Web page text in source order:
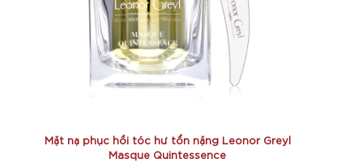
Mặt nạ phục hồi tóc hư tổn nặng Leonor Greyl
Masque Quintessence